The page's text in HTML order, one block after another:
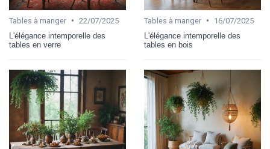
Tables à manger • 22/07/2025
L'élégance intemporelle des
tables en verre
Tables à manger •
16/07/2025
L'élégance intemporelle des
tables en bois